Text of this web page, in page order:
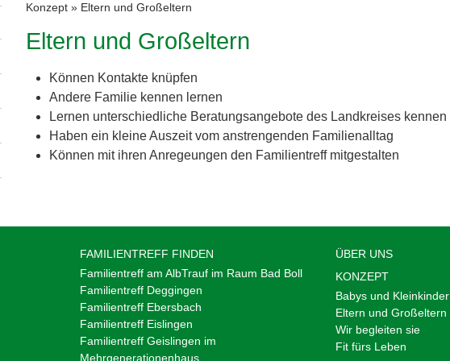
Konzept » Eltern und Großeltern
Eltern und Großeltern
Können Kontakte knüpfen
Andere Familie kennen lernen
Lernen unterschiedliche Beratungsangebote des Landkreises kennen
Haben ein kleine Auszeit vom anstrengenden Familienalltag
Können mit ihren Anregeungen den Familientreff mitgestalten
FAMILIENTREFF FINDEN
Familientreff am AlbTrauf im Raum Bad Boll
Familientreff Deggingen
Familientreff Ebersbach
Familientreff Eislingen
Familientreff Geislingen im
Mehrgenerationenhaus
ÜBER UNS
KONZEPT
Babys und Kleinkinder
Eltern und Großeltern
Wir begleiten sie
Fit fürs Leben